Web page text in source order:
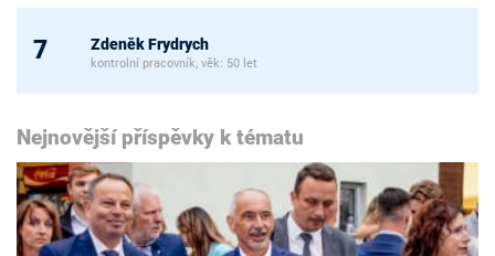
7 Zdeněk Frydrych
kontrolní pracovník, věk: 50 let
Nejnovější příspěvky k tématu